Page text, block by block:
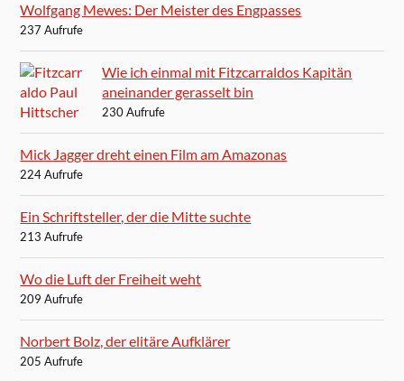
Wolfgang Mewes: Der Meister des Engpasses
237 Aufrufe
Wie ich einmal mit Fitzcarraldos Kapitän
aneinander gerasselt bin
230 Aufrufe
Mick Jagger dreht einen Film am Amazonas
224 Aufrufe
Ein Schriftsteller, der die Mitte suchte
213 Aufrufe
Wo die Luft der Freiheit weht
209 Aufrufe
Norbert Bolz, der elitäre Aufklärer
205 Aufrufe